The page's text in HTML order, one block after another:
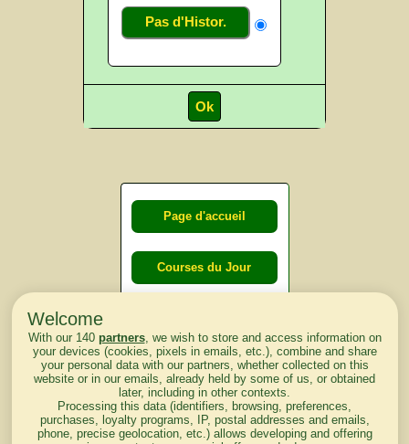
Pas d'Histor.
Page d'accueil
Courses du Jour
lendemain
Courses
d'aujourd'hui
Welcome
With our 140 partners, we wish to store and access information on
your devices (cookies, pixels in emails, etc.), combine and share
your personal data with our partners, whether collected on this
website or in our emails, already held by some of us, or obtained
later, including in other contexts.
Processing this data (identifiers, browsing, preferences,
purchases, loyalty programs, IP, postal addresses and emails,
phone, precise geolocation, etc.) allows developing and offering